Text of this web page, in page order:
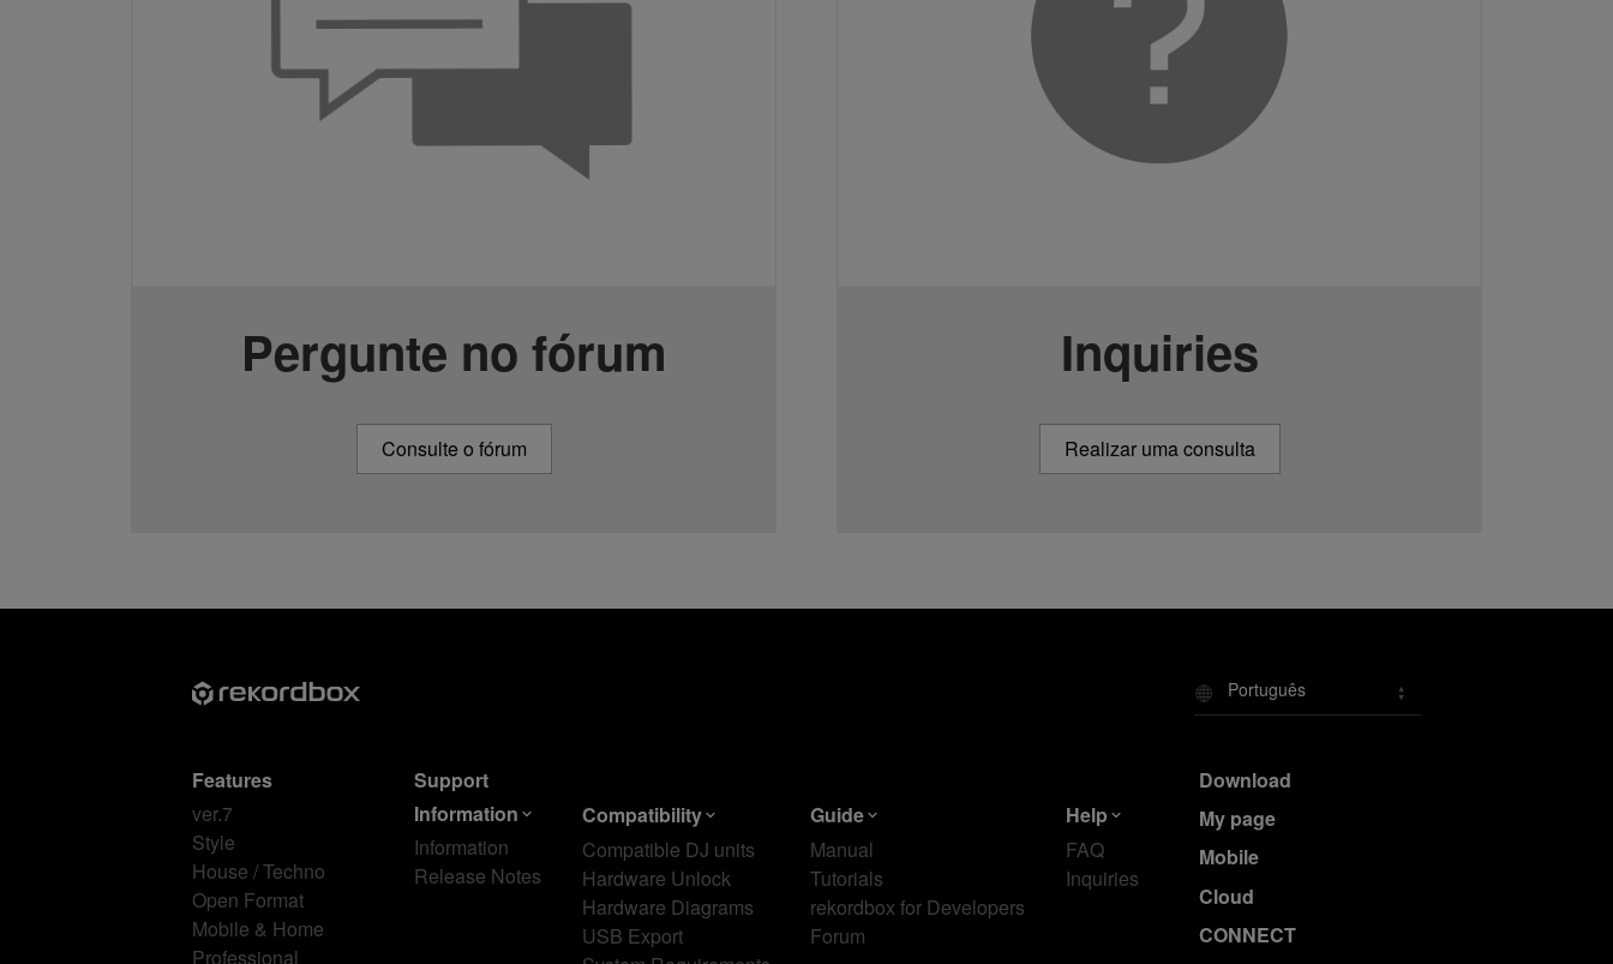
Pergunte no fórum
Consulte o fórum
Inquiries
Realizar uma consulta
Português
Features
ver.7
Style
House / Techno
Open Format
Mobile & Home
Professional
Support
Information
Information
Release Notes
Compatibility
Compatible DJ units
Hardware Unlock
Hardware Diagrams
USB Export
Guide
Manual
Tutorials
rekordbox for Developers
Forum
Help
FAQ
Inquiries
Download
My page
Mobile
Cloud
CONNECT